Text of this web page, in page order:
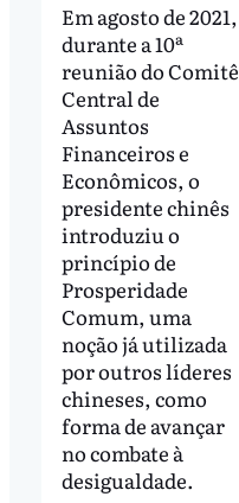
Em agosto de 2021,
durante a 10ª
reunião do Comitê
Central de
Assuntos
Financeiros e
Econômicos, o
presidente chinês
introduziu o
princípio de
Prosperidade
Comum, uma
noção já utilizada
por outros líderes
chineses, como
forma de avançar
no combate à
desigualdade.